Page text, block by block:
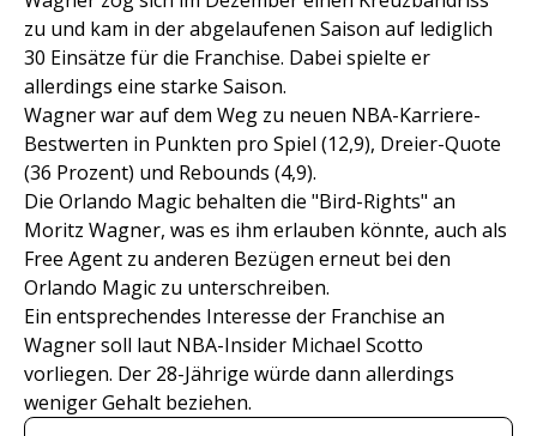
zu und kam in der abgelaufenen Saison auf lediglich
30 Einsätze für die Franchise. Dabei spielte er
allerdings eine starke Saison.
Wagner war auf dem Weg zu neuen NBA-Karriere-
Bestwerten in Punkten pro Spiel (12,9), Dreier-Quote
(36 Prozent) und Rebounds (4,9).
Die Orlando Magic behalten die "Bird-Rights" an
Moritz Wagner, was es ihm erlauben könnte, auch als
Free Agent zu anderen Bezügen erneut bei den
Orlando Magic zu unterschreiben.
Ein entsprechendes Interesse der Franchise an
Wagner soll laut NBA-Insider Michael Scotto
vorliegen. Der 28-Jährige würde dann allerdings
weniger Gehalt beziehen.